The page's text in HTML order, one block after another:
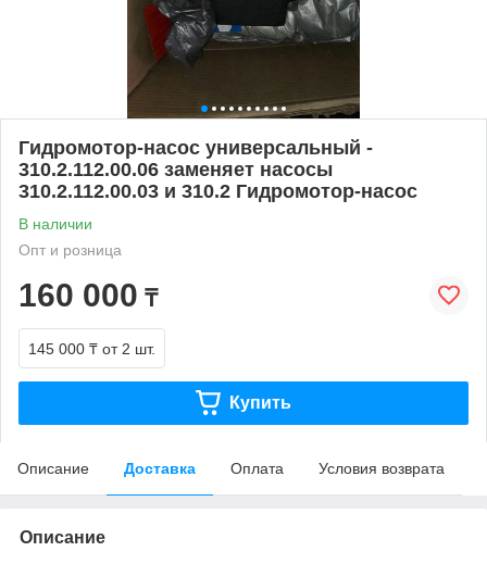
Гидромотор-насос универсальный -
310.2.112.00.06 заменяет насосы
310.2.112.00.03 и 310.2 Гидромотор-насос
В наличии
Опт и розница
160 000 ₸
145 000 ₸ от 2 шт.
Купить
Описание Доставка Оплата Условия возврата
Описание